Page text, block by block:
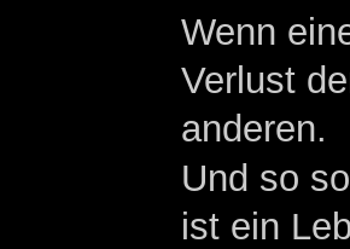
Wenn
Verlust
anderen.
Und so
ist ein